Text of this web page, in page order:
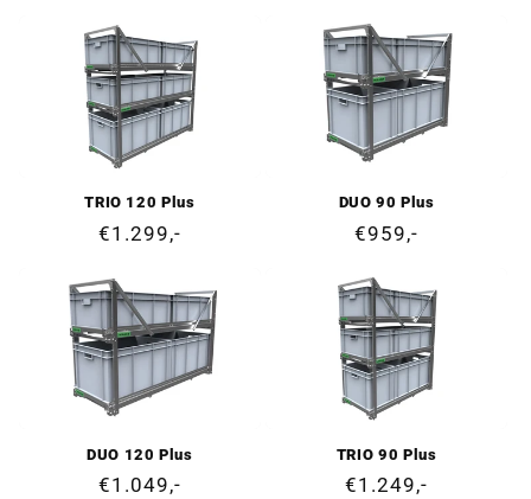
TRIO 120 Plus
Cena
€1.299,-
DUO 90 Plus
Cena
€959,-
DUO 120 Plus
Cena
€1.049,-
TRIO 90 Plus
Cena
€1.249,-